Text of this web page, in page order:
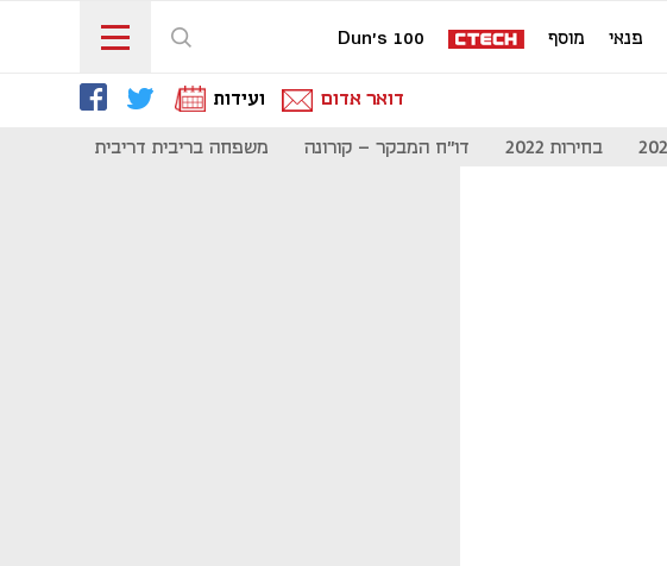
פנאי מוסף Dun's 100
דואר אדום ועידות
בחירות 2022 דו"ח המבקר - קורונה משפחה בריבית דריבית